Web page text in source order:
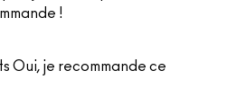
!
Oui, je recommande ce